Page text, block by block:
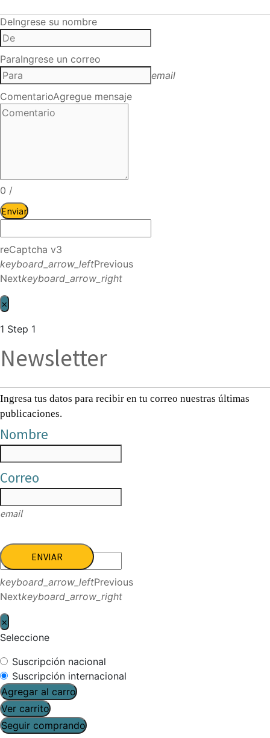
DeIngrese su nombre
ParaIngrese un correo
email
ComentarioAgregue mensaje
0 /
Enviar
reCaptcha v3
keyboard_arrow_leftPrevious
Nextkeyboard_arrow_right
×
1 Step 1
Newsletter
Ingresa tus datos para recibir en tu correo nuestras últimas
publicaciones.
Nombre
Correo
email
ENVIAR
keyboard_arrow_leftPrevious
Nextkeyboard_arrow_right
×
Seleccione
Suscripción nacional
Suscripción internacional
Agregar al carro
Ver carrito
Seguir comprando